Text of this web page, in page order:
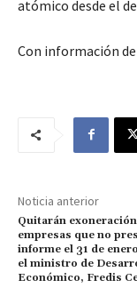
atómico desde el
Con información de
Noticia anterior
Quitarán
empresas que no
informe el 31 de
el ministro de
Económico, Fredis